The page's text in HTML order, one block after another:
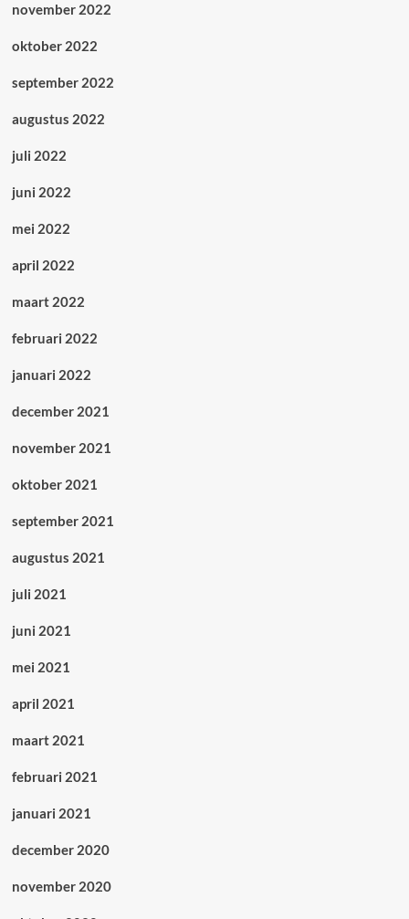
november 2022
oktober 2022
september 2022
augustus 2022
juli 2022
juni 2022
mei 2022
april 2022
maart 2022
februari 2022
januari 2022
december 2021
november 2021
oktober 2021
september 2021
augustus 2021
juli 2021
juni 2021
mei 2021
april 2021
maart 2021
februari 2021
januari 2021
december 2020
november 2020